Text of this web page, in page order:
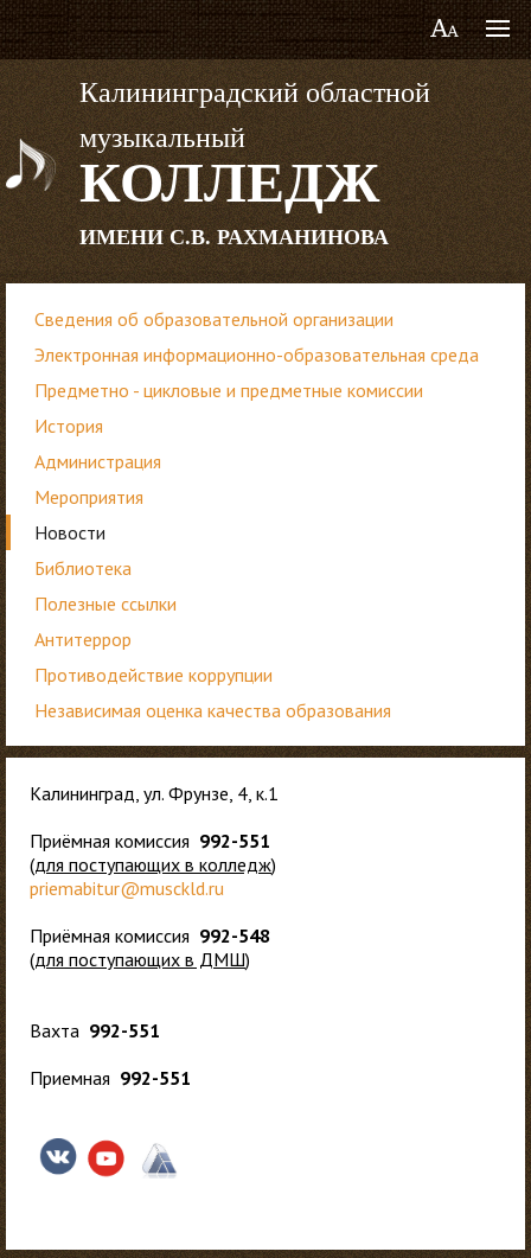
Калининградский областной
музыкальный
КОЛЛЕДЖ
ИМЕНИ С.В. РАХМАНИНОВА
Сведения об образовательной организации
Электронная информационно-образовательная среда
Предметно - цикловые и предметные комиссии
История
Администрация
Мероприятия
Новости
Библиотека
Полезные ссылки
Антитеррор
Противодействие коррупции
Независимая оценка качества образования
Калининград, ул. Фрунзе, 4, к.1
Приёмная комиссия 992-551
(для поступающих в колледж)
priemabitur@musckld.ru
Приёмная комиссия 992-548
(для поступающих в ДМШ)
Вахта 992-551
Приемная 992-551